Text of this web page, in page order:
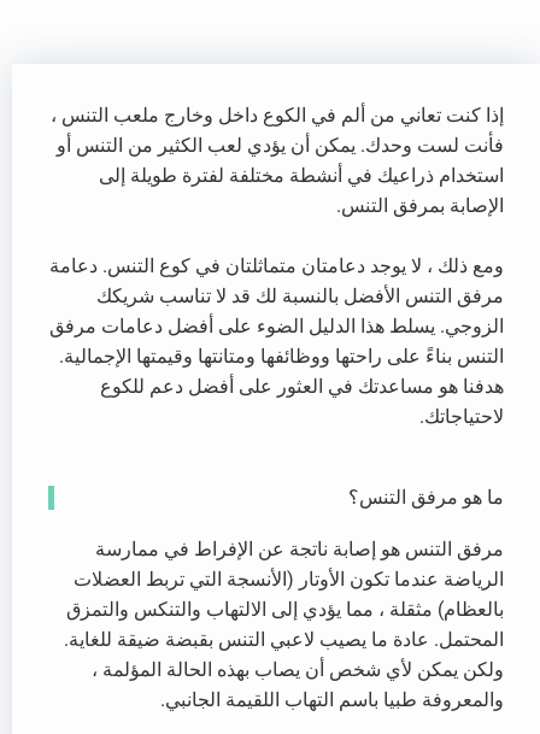
إذا كنت تعاني من ألم في الكوع داخل وخارج ملعب التنس ،
فأنت لست وحدك. يمكن أن يؤدي لعب الكثير من التنس أو
استخدام ذراعيك في أنشطة مختلفة لفترة طويلة إلى
الإصابة بمرفق التنس.
ومع ذلك ، لا يوجد دعامتان متماثلتان في كوع التنس. دعامة
مرفق التنس الأفضل بالنسبة لك قد لا تناسب شريكك
الزوجي. يسلط هذا الدليل الضوء على أفضل دعامات مرفق
التنس بناءً على راحتها ووظائفها ومتانتها وقيمتها الإجمالية.
هدفنا هو مساعدتك في العثور على أفضل دعم للكوع
لاحتياجاتك.
ما هو مرفق التنس؟
مرفق التنس هو إصابة ناتجة عن الإفراط في ممارسة
الرياضة عندما تكون الأوتار (الأنسجة التي تربط العضلات
بالعظام) مثقلة ، مما يؤدي إلى الالتهاب والتنكس والتمزق
المحتمل. عادة ما يصيب لاعبي التنس بقبضة ضيقة للغاية.
ولكن يمكن لأي شخص أن يصاب بهذه الحالة المؤلمة ،
والمعروفة طبيا باسم التهاب اللقيمة الجانبي.